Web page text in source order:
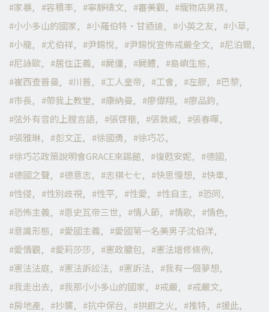
家暴
容積率 寧靜禱文 審美觀
寵物店男孩
小小多山的國家
小羅伯特·甘迺迪 小英之友
小草
小龍
尤伯祥 尹錫悅 尹錫悅宣佈戒嚴全文
尼泊爾
尼詠歐
居住正義 屍僵 屍體
島嶼生態
崔西查普曼
川普 工人皇帝 工會 左膠
巴黎
市長
帶我上教堂 康納曼 廖偉翔
廖品鈞
弦外有音的上膛言語
張啓楷 張敦威
張春暉
張雅琳
彭文正 徐國勇
徐巧芯
徐巧芯政策說明會GRACE來踢館
復甦安妮
德國
德國之聲
德意志 志祺七七 快思慢想
快車
性侵
性別歧視 性平 性愛 性自主
恐同
恐怖主義
恩史瓦帝三世 情人節 情歌
情色
意識形態
愛國主義
愛國第一名美男子沈伯洋
愛情觀
愛莉莎莎 憲政膿包
憲法增修條例
憲法法庭
憲法訴訟法 憲訴法
我有一個夢想
我走出去
我那小小多山的國家 戒嚴
戒嚴文
房地產
抄襲 抗中保台 拱廊之火 推特
援此